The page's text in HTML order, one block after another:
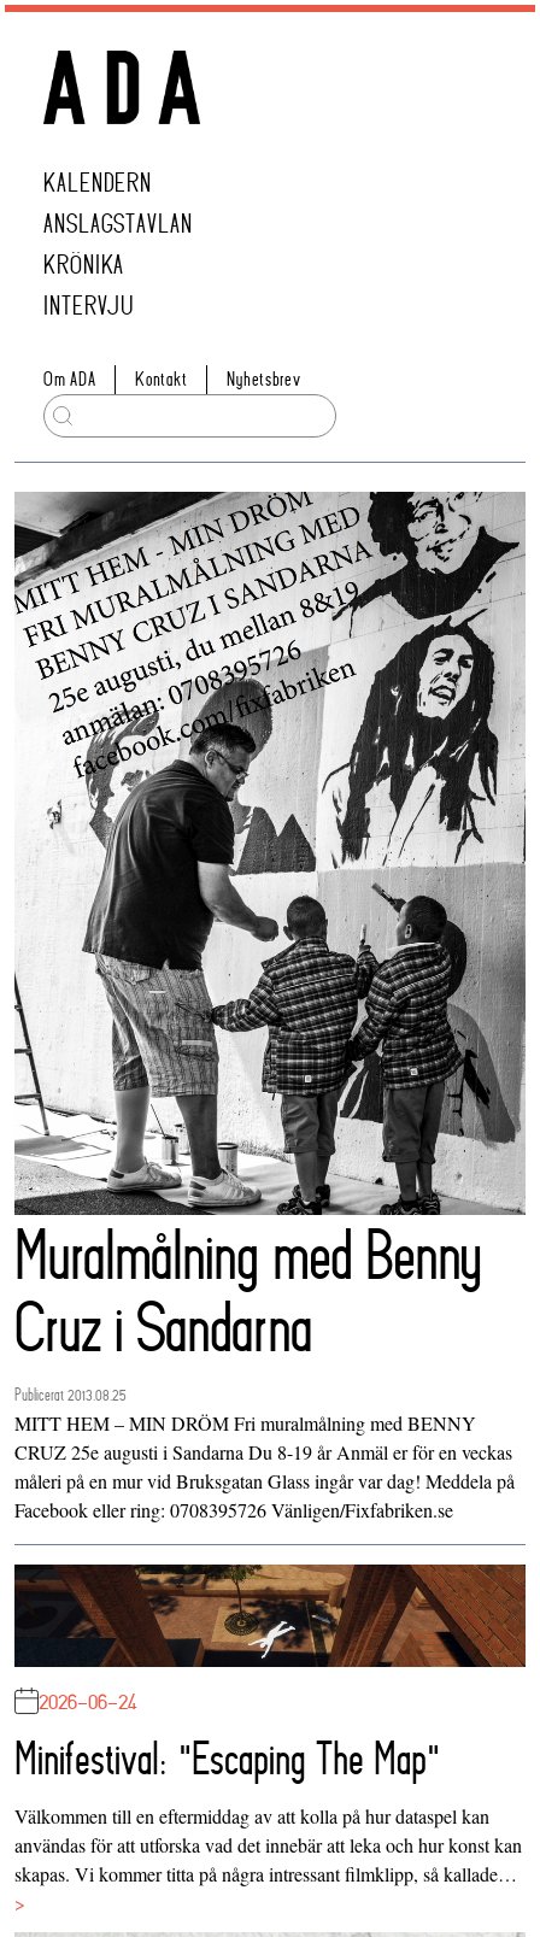
KALENDERN
ANSLAGSTAVLAN
KRÖNIKA
INTERVJU
Om ADA Kontakt Nyhetsbrev
Muralmålning med Benny
Cruz i Sandarna
Publicerat 2013.08.25
MITT HEM – MIN DRÖM Fri muralmålning med BENNY
CRUZ 25e augusti i Sandarna Du 8-19 år Anmäl er för en veckas
måleri på en mur vid Bruksgatan Glass ingår var dag! Meddela på
Facebook eller ring: 0708395726 Vänligen/Fixfabriken.se
2026-06-24
Minifestival: "Escaping The Map"
Välkommen till en eftermiddag av att kolla på hur dataspel kan
användas för att utforska vad det innebär att leka och hur konst kan
skapas. Vi kommer titta på några intressant filmklipp, så kallade…
>